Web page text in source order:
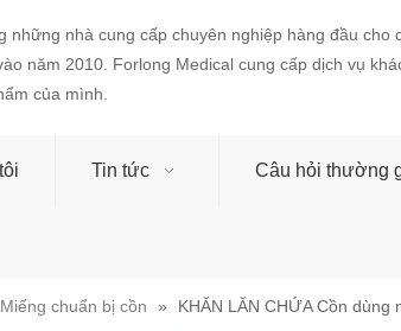
những nhà cung cấp chuyên nghiệp hàng đầu cho
năm 2010. Forlong Medical cung cấp dịch vụ
của mình.
Tin tức Câu hỏi thường
Miếng chuẩn bị cồn » KHĂN LĂN CHỨA Cồn dùng